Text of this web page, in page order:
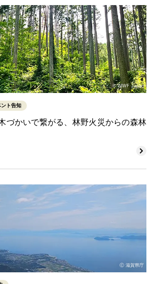
© WWF Japan
ント告知
づかいで繋がる、林野火災からの森林
Ⓒ 滋賀県庁